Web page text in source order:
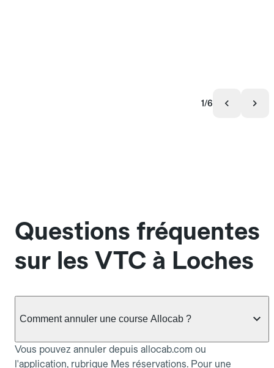
1/6
Questions fréquentes
sur les VTC à Loches
Comment annuler une course Allocab ?
Vous pouvez annuler depuis allocab.com ou
l'application, rubrique Mes réservations. Pour une